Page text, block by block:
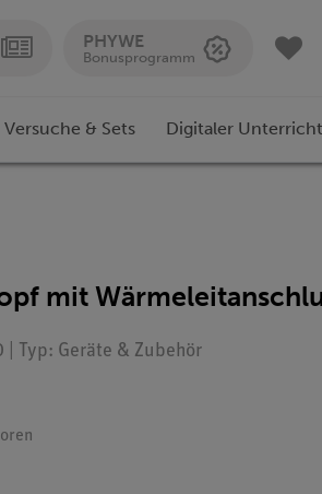
PHYWE
Bonusprogramm
Versuche & Sets Digitaler Unterricht
mit
Typ: Geräte & Zubehör